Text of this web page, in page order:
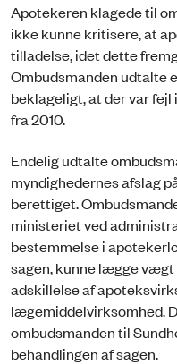
Apotekeren klagede til
ikke kunne kritisere, at
tilladelse, idet dette
Ombudsmanden udtalte
beklageligt, at der var
fra 2010.
Endelig udtalte
myndighedernes afslag
berettiget.
ministeriet ved
bestemmelse i
sagen, kunne lægge
adskillelse af
lægemiddelvirksomhed.
ombudsmanden til
behandlingen af sagen.